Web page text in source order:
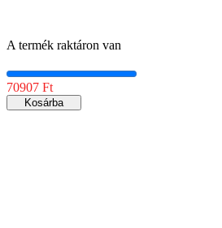
A termék raktáron van
70907 Ft
Kosárba